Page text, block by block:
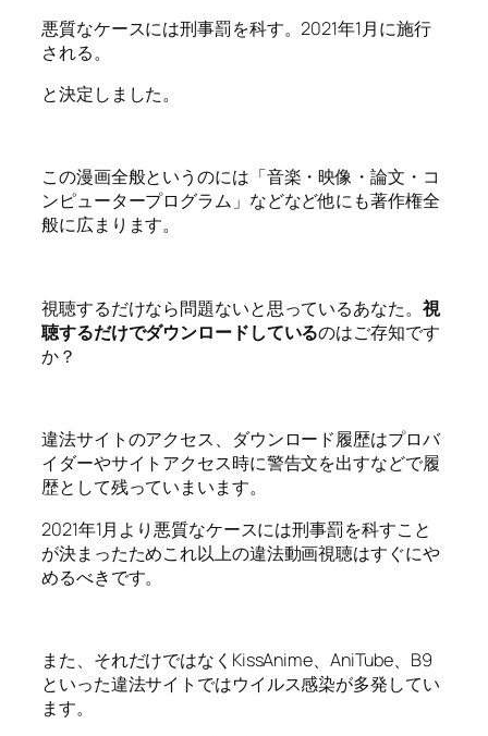
悪質なケースには刑事罰を科す。2021年1月に施行
される。
と決定しました。
この漫画全般というのには「音楽・映像・論文・コ
ンピュータープログラム」などなど他にも著作権全
般に広まります。
視聴するだけなら問題ないと思っているあなた。 視
聴するだけでダウンロードしているのはご存知です
か？
違法サイトのアクセス、ダウンロード履歴はプロバ
イダーやサイトアクセス時に警告文を出すなどで履
歴として残っていまいます。
2021年1月より悪質なケースには刑事罰を科すこと
が決まったためこれ以上の違法動画視聴はすぐにや
めるべきです。
また、それだけではなくKissAnime、AniTube、B9
といった違法サイトではウイルス感染が多発してい
ます。